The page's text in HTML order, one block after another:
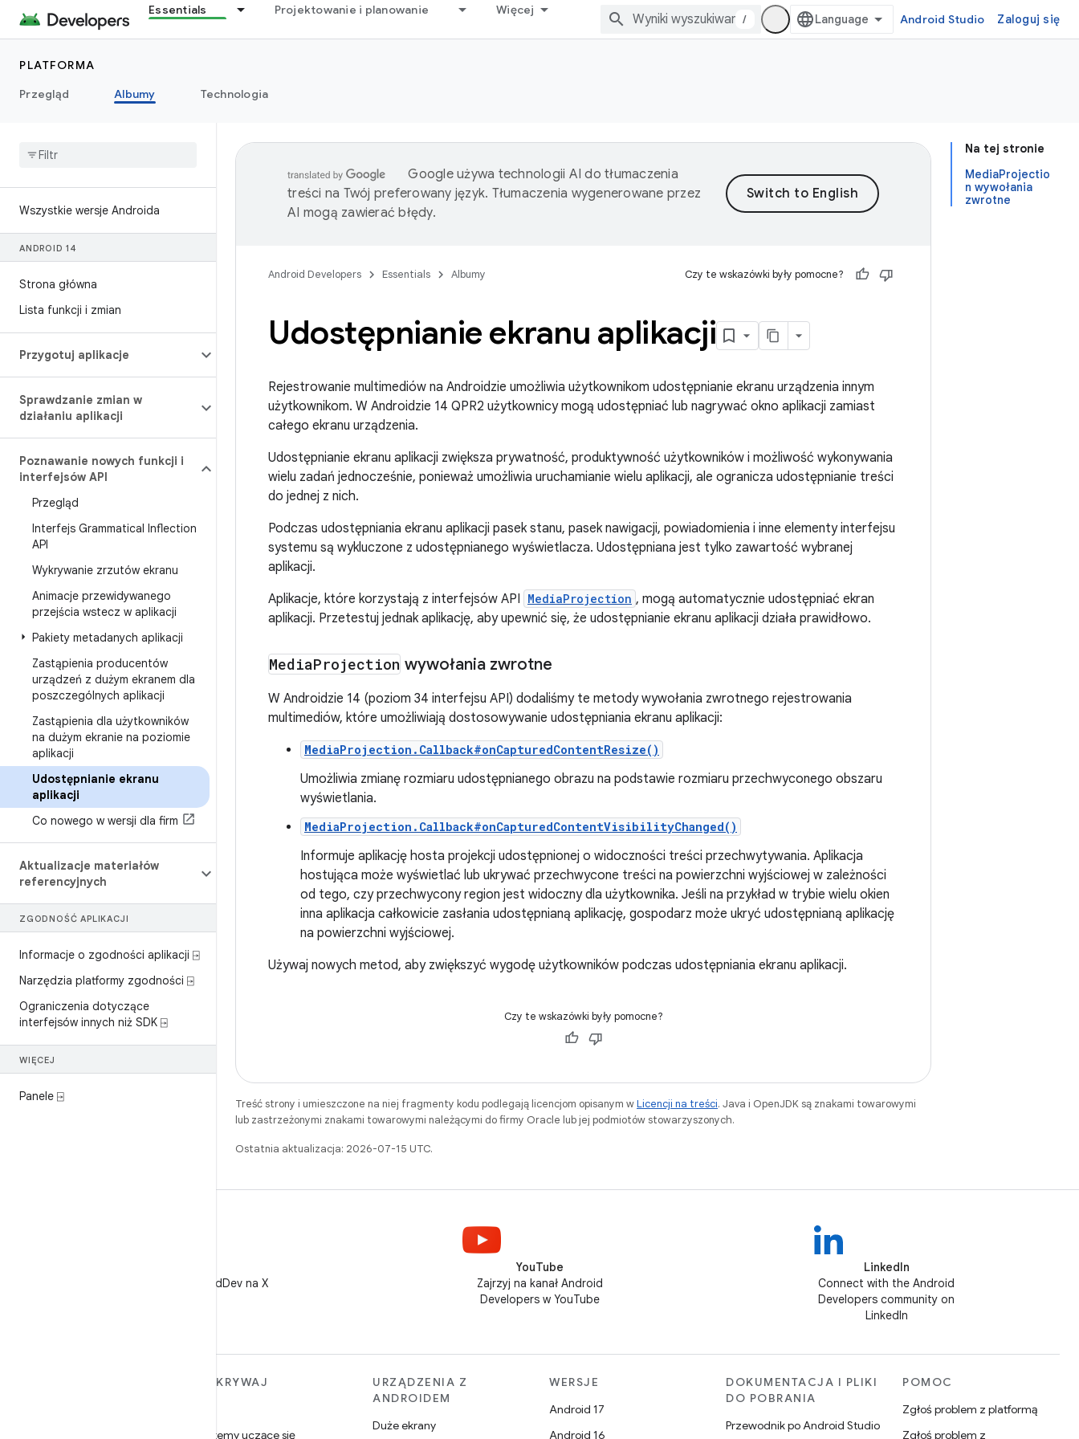
Essentials Projektowanie i planowanie Więcej
/ Android Studio Zaloguj się
PLATFORMA
Przegląd
Albumy Technologia
Wszystkie wersje Androida
ANDROID 14
Strona główna
Lista funkcji i zmian
Przygotuj aplikacje
Sprawdzanie zmian w
działaniu aplikacji
Poznawanie nowych funkcji i
interfejsów API
Przegląd
Interfejs Grammatical Inflection
API
Wykrywanie zrzutów ekranu
Animacje przewidywanego
przejścia wstecz w aplikacji
Pakiety metadanych aplikacji
Zastąpienia producentów
urządzeń z dużym ekranem dla
poszczególnych aplikacji
Zastąpienia dla użytkowników
na dużym ekranie na poziomie
aplikacji
Udostępnianie ekranu
aplikacji
Co nowego w wersji dla firm
Aktualizacje materiałów
referencyjnych
ZGODNOŚĆ APLIKACJI
Informacje o zgodności aplikacji ⍈
Narzędzia platformy zgodności ⍈
Ograniczenia dotyczące
interfejsów innych niż SDK ⍈
WIĘCEJ
Panele ⍈
Na tej stronie
MediaProjectio
n wywołania
zwrotne
Google używa technologii AI do tłumaczenia
treści na Twój preferowany język. Tłumaczenia wygenerowane przez
AI mogą zawierać błędy.
Android Developers Essentials Albumy Czy te wskazówki były pomocne?
Udostępnianie ekranu aplikacji
Rejestrowanie multimediów na Androidzie umożliwia użytkownikom udostępnianie ekranu urządzenia innym
użytkownikom. W Androidzie 14 QPR2 użytkownicy mogą udostępniać lub nagrywać okno aplikacji zamiast
całego ekranu urządzenia.
Udostępnianie ekranu aplikacji zwiększa prywatność, produktywność użytkowników i możliwość wykonywania
wielu zadań jednocześnie, ponieważ umożliwia uruchamianie wielu aplikacji, ale ogranicza udostępnianie treści
do jednej z nich.
Podczas udostępniania ekranu aplikacji pasek stanu, pasek nawigacji, powiadomienia i inne elementy interfejsu
systemu są wykluczone z udostępnianego wyświetlacza. Udostępniana jest tylko zawartość wybranej
aplikacji.
Aplikacje, które korzystają z interfejsów API MediaProjection , mogą automatycznie udostępniać ekran
aplikacji. Przetestuj jednak aplikację, aby upewnić się, że udostępnianie ekranu aplikacji działa prawidłowo.
MediaProjection wywołania zwrotne
W Androidzie 14 (poziom 34 interfejsu API) dodaliśmy te metody wywołania zwrotnego rejestrowania
multimediów, które umożliwiają dostosowywanie udostępniania ekranu aplikacji:
MediaProjection.Callback#onCapturedContentResize()
Umożliwia zmianę rozmiaru udostępnianego obrazu na podstawie rozmiaru przechwyconego obszaru
wyświetlania.
MediaProjection.Callback#onCapturedContentVisibilityChanged()
Informuje aplikację hosta projekcji udostępnionej o widoczności treści przechwytywania. Aplikacja
hostująca może wyświetlać lub ukrywać przechwycone treści na powierzchni wyjściowej w zależności
od tego, czy przechwycony region jest widoczny dla użytkownika. Jeśli na przykład w trybie wielu okien
inna aplikacja całkowicie zasłania udostępnianą aplikację, gospodarz może ukryć udostępnianą aplikację
na powierzchni wyjściowej.
Używaj nowych metod, aby zwiększyć wygodę użytkowników podczas udostępniania ekranu aplikacji.
Czy te wskazówki były pomocne?
Treść strony i umieszczone na niej fragmenty kodu podlegają licencjom opisanym wLicencji na treści. Java i OpenJDK są znakami towarowymi
lub zastrzeżonymi znakami towarowymi należącymi do firmy Oracle lub jej podmiotów stowarzyszonych.
Ostatnia aktualizacja: 2026-07-15 UTC.
Obserwuj @AndroidDev na X
YouTube
Zajrzyj na kanał Android
Developers w YouTube
LinkedIn
Connect with the Android
Developers community on
LinkedIn
ODKRYWAJ
Systemy uczące się
URZĄDZENIA Z
ANDROIDEM
Duże ekrany
WERSJE
Android 17
Android 16
DOKUMENTACJA I PLIKI
DO POBRANIA
Przewodnik po Android Studio
POMOC
Zgłoś problem z platformą
Zgłoś problem z